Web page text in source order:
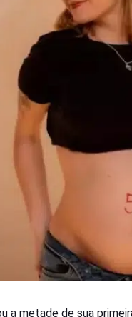
a metade de sua